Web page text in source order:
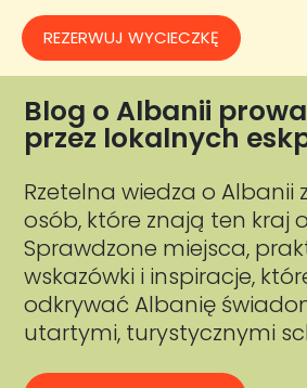
REZERWUJ WYCIECZKĘ
Blog o Albanii
przez lokalnych
Rzetelna wiedza o Albanii
osób, które znają ten kraj
Sprawdzone miejsca,
wskazówki i inspiracje,
odkrywać Albanię
utartymi, turystycznymi